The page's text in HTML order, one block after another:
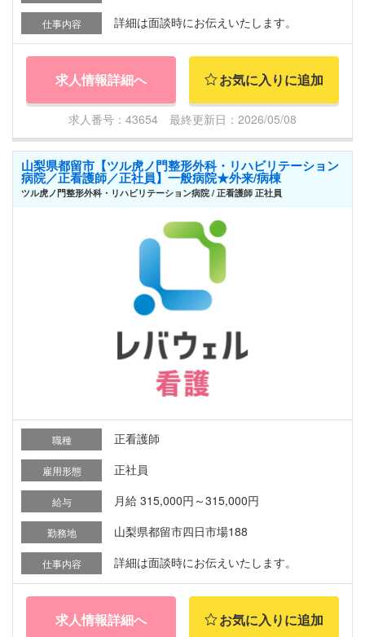
仕事内容 詳細は面談時にお伝えいたします。
求人情報詳細へ お気に入りに追加
求人番号：43654 最終更新日：2026/05/08
山梨県都留市【ツル虎ノ門整形外科・リハビリテーション
病院／正看護師／正社員】一般病院★外来/病棟
ツル虎ノ門整形外科・リハビリテーション病院 / 正看護師 正社員
職種 正看護師
雇用形態 正社員
給与 月給 315,000円～315,000円
勤務地 山梨県都留市四日市場188
仕事内容 詳細は面談時にお伝えいたします。
求人情報詳細へ お気に入りに追加